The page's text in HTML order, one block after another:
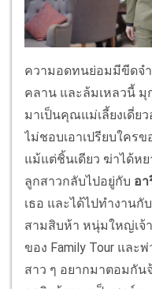
ความอดทนย่อมมีขีดจ
คลาน และล้มเหลวนี้
มาเป็นคุณแม่เลี้ยงเดี่ย
ไม่ชอบเอาเปรียบใคร
แม้แต่ชิ้นเดียว ฆ่าได้ห
ลูกสาวกลับไปอยู่กับ อ
เธอ และได้ไปทำงานกับ
สามสิบห้า หนุ่มใหญ่เจ้
ของ Family Tour และ
สาว ๆ อยากมาตอมกั